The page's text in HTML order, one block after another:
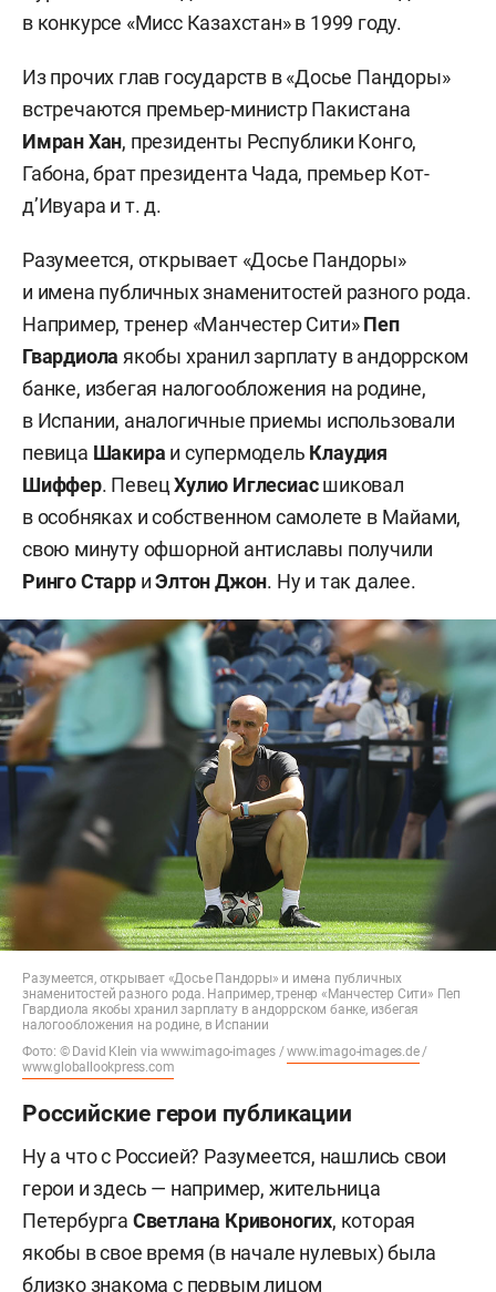
в конкурсе «Мисс Казахстан» в 1999 году.
Из прочих глав государств в «Досье Пандоры»
встречаются премьер-министр Пакистана
Имран Хан, президенты Республики Конго,
Габона, брат президента Чада, премьер Кот-
д’Ивуара и т. д.
Разумеется, открывает «Досье Пандоры»
и имена публичных знаменитостей разного рода.
Например, тренер «Манчестер Сити»Пеп
Гвардиолаякобы хранил зарплату в андоррском
банке, избегая налогообложения на родине,
в Испании, аналогичные приемы использовали
певица Шакира и супермодель Клаудия
Шиффер. ПевецХулио Иглесиасшиковал
в особняках и собственном самолете в Майами,
свою минуту офшорной антиславы получили
Ринго СтарриЭлтон Джон. Ну и так далее.
Разумеется, открывает «Досье Пандоры» и имена публичных
знаменитостей разного рода. Например, тренер «Манчестер Сити» Пеп
Гвардиола якобы хранил зарплату в андоррском банке, избегая
налогообложения на родине, в Испании
Фото: © David Klein via www.imago-images /www.imago-images.de/
www.globallookpress.com
Российские герои публикации
Ну а что с Россией? Разумеется, нашлись свои
герои и здесь — например, жительница
Петербурга Светлана Кривоногих, которая
якобы в свое время (в начале нулевых) была
близко знакома с первым лицом